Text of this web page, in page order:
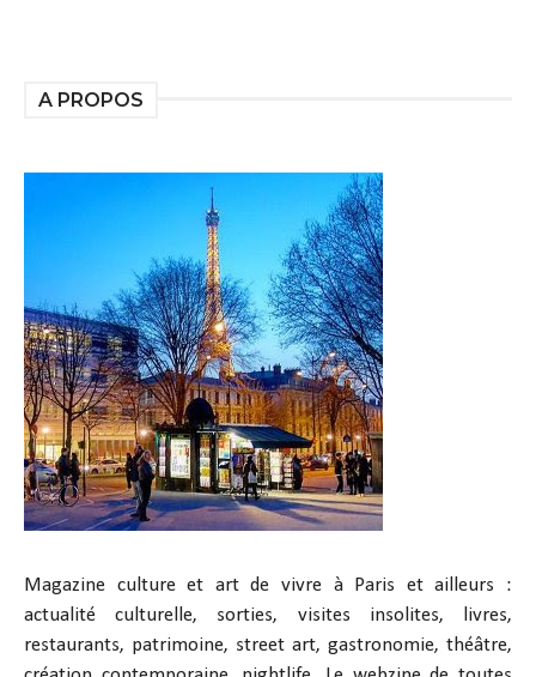
A PROPOS
Magazine culture et art de vivre à Paris et ailleurs :
actualité culturelle, sorties, visites insolites, livres,
restaurants, patrimoine, street art, gastronomie, théâtre,